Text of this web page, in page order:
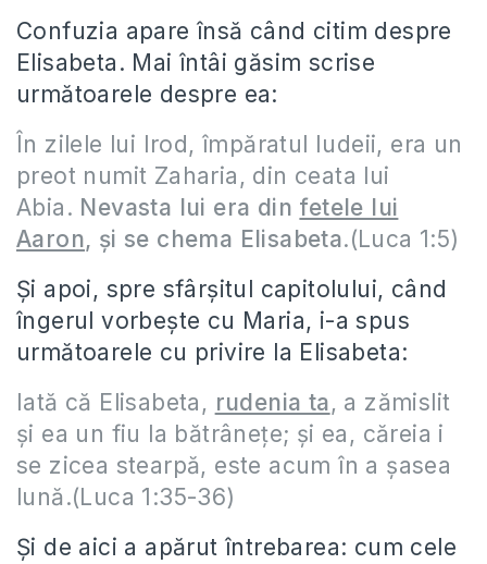
Confuzia apare însă când citim despre
Elisabeta. Mai întâi găsim scrise
următoarele despre ea:
În zilele lui Irod, împăratul Iudeii, era un
preot numit Zaharia, din ceata lui
Abia. Nevasta lui era din fetele lui
Aaron, şi se chema Elisabeta.(Luca 1:5)
Și apoi, spre sfârșitul capitolului, când
îngerul vorbește cu Maria, i-a spus
următoarele cu privire la Elisabeta:
Iată că Elisabeta, rudenia ta, a zămislit
şi ea un fiu la bătrâneţe; şi ea, căreia i
se zicea stearpă, este acum în a şasea
lună.(Luca 1:35-36)
Și de aici a apărut întrebarea: cum cele